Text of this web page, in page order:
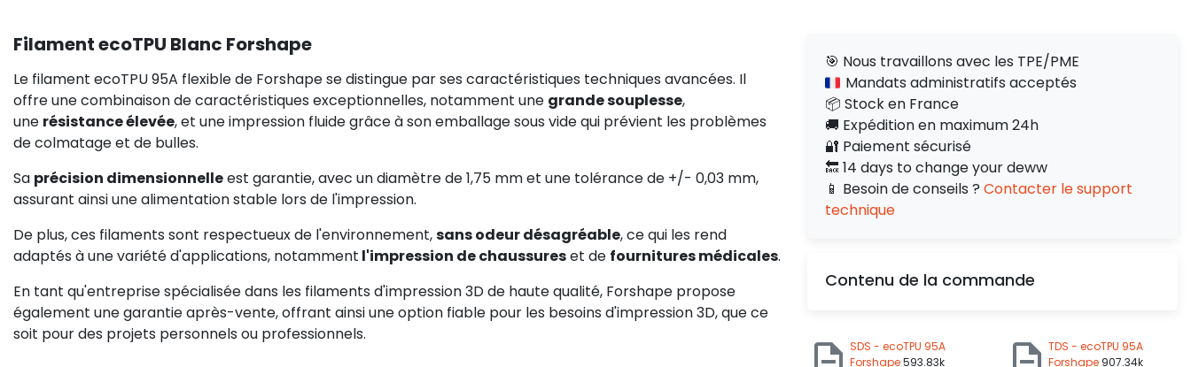
Filament ecoTPU Blanc Forshape
Le filament ecoTPU 95A flexible de Forshape se distingue par ses caractéristiques techniques avancées. Il
offre une combinaison de caractéristiques exceptionnelles, notamment une grande souplesse,
une résistance élevée, et une impression fluide grâce à son emballage sous vide qui prévient les problèmes
de colmatage et de bulles.
Sa précision dimensionnelleest garantie, avec un diamètre de 1,75 mm et une tolérance de +/- 0,03 mm,
assurant ainsi une alimentation stable lors de l'impression.
De plus, ces filaments sont respectueux de l'environnement,sans odeur désagréable, ce qui les rend
adaptés à une variété d'applications, notamment l'impression de chaussureset de fournitures médicales.
En tant qu'entreprise spécialisée dans les filaments d'impression 3D de haute qualité, Forshape propose
également une garantie après-vente, offrant ainsi une option fiable pour les besoins d'impression 3D, que ce
soit pour des projets personnels ou professionnels.
🎯 Nous travaillons avec les TPE/PME
Mandats administratifs acceptés
📦 Stock en France
🚚 Expédition en maximum 24h
🔐 Paiement sécurisé
🔙 14 days to change your deww
📱 Besoin de conseils ? Contacter le support
technique
Contenu de la commande
SDS - ecoTPU 95A
Forshape593.83k
TDS - ecoTPU 95A
Forshape 907.34k